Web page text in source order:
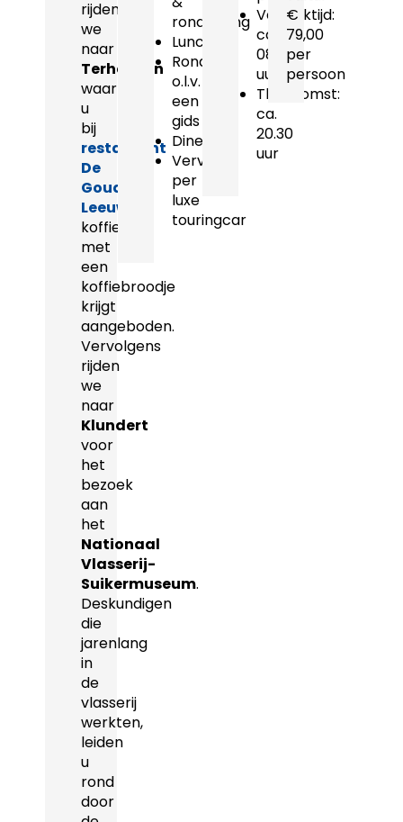
rijden
we
naar
Terheijden
waar
u
bij
restaurant
De
Gouden
Leeuw
koffie
met
een
koffiebroodje
krijgt
aangeboden.
Vervolgens
rijden
we
naar
Klundert
voor
het
bezoek
aan
het
Nationaal
Vlasserij-
Suikermuseum.
Deskundigen
die
jarenlang
in
de
vlasserij
werkten,
leiden
u
rond
door
rondleiding
Lunch
Rondrit
o.l.v.
een
gids
Diner
Vervoer
per
luxe
touringcar
Vertrektijd:
ca.
08.30
uur
Thuiskomst:
ca.
20.30
uur
€
79,00
per
persoon